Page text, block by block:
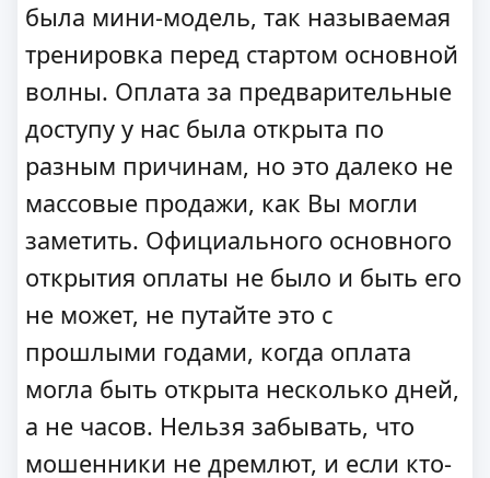
была мини-модель, так называемая
тренировка перед стартом основной
волны. Оплата за предварительные
доступу у нас была открыта по
разным причинам, но это далеко не
массовые продажи, как Вы могли
заметить. Официального основного
открытия оплаты не было и быть его
не может, не путайте это с
прошлыми годами, когда оплата
могла быть открыта несколько дней,
а не часов. Нельзя забывать, что
мошенники не дремлют, и если кто-